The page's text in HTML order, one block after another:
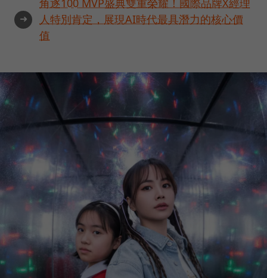
➜
角逐100 MVP盛典雙重榮耀！國際品牌X經理
人特別肯定，展現AI時代最具潛力的核心價
值